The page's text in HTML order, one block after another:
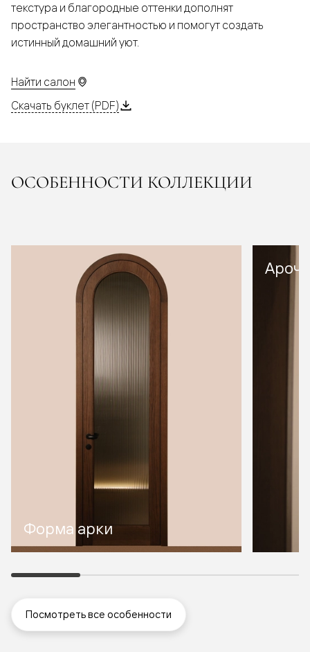
текстура и благородные оттенки дополнят
пространство элегантностью и помогут создать
истинный домашний уют.
Найти салон
Скачать буклет (PDF)
ОСОБЕННОСТИ КОЛЛЕКЦИИ
Форма арки
Посмотреть все особенности